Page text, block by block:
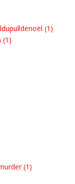
(1)
(1)
(1)